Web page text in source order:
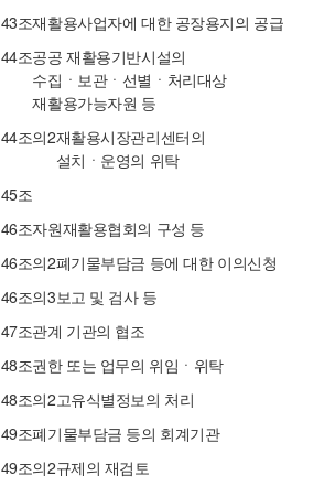
43조재활용사업자에 대한 공장용지의 공급
44조공공 재활용기반시설의
수집ㆍ보관ㆍ선별ㆍ처리대상
재활용가능자원 등
44조의2재활용시장관리센터의
설치ㆍ운영의 위탁
45조
46조자원재활용협회의 구성 등
46조의2폐기물부담금 등에 대한 이의신청
46조의3보고 및 검사 등
47조관계 기관의 협조
48조권한 또는 업무의 위임ㆍ위탁
48조의2고유식별정보의 처리
49조폐기물부담금 등의 회계기관
49조의2규제의 재검토